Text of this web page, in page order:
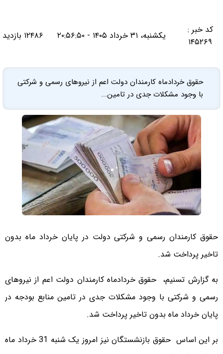
کد خبر :
۱۴۵۲۶۹
یکشنبه، ۳۱ خرداد ۱۴۰۵ - ۲۰:۵۶:۵۰ ۱۲۴۸۶ بازدید
حقوق خردادماه کارمندان دولت اعم از نیروهای رسمی و شرکتی
با وجود مشکلات جدی در تامین...
حقوق کارمندان رسمی و شرکتی دولت در پایان خرداد ماه بدون
تاخیر پرداخت شد.
به گزارش تسنیم، حقوق خردادماه کارمندان دولت اعم از نیروهای
رسمی و شرکتی با وجود مشکلات جدی در تامین منابع بودجه در
پایان خرداد ماه بدون تاخیر پرداخت شد.
بر این اساس حقوق بازنشستگان نیز امروز یک شنبه 31 خرداد ماه